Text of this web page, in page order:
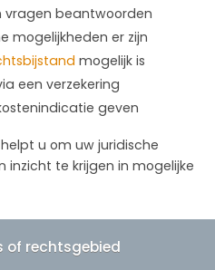
vragen beantwoorden
mogelijkheden er zijn
mogelijk is
een verzekering
geven
u om uw juridische
te krijgen in mogelijke
of rechtsgebied